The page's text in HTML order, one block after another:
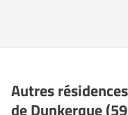
Autres